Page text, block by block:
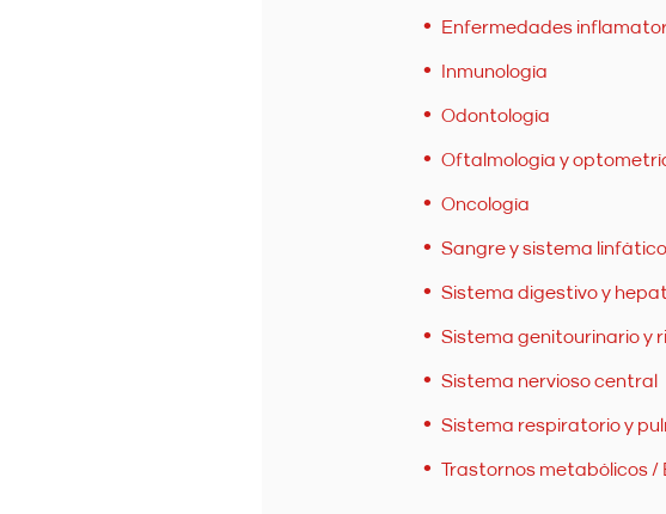
Enfermedades
Inmunología
Odontología
Oftalmología y
Oncología
Sangre y sistema linfático
Sistema digestivo y
Sistema genitourinario y
Sistema nervioso central
Sistema respiratorio y
Trastornos metabólicos /